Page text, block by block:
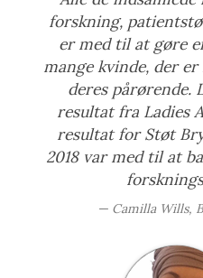
forskning,
er med til at gøre
mange kvinde, der
deres pårørende.
resultat fra Ladies
resultat for Støt
2018 var med til at
Camilla Wills,